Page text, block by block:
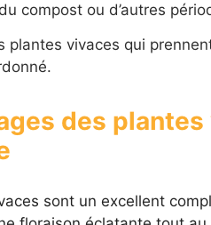
compost ou d’autres
plantes vivaces qui
des
sont un excellent